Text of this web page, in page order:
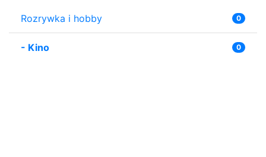
Rozrywka i hobby 0
- Kino 0